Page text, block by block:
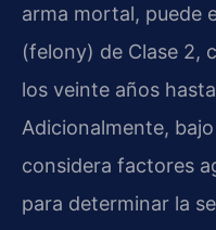
arma mortal, puede
(felony) de Clase 2,
los veinte años
Adicionalmente,
considera factores
para determinar la